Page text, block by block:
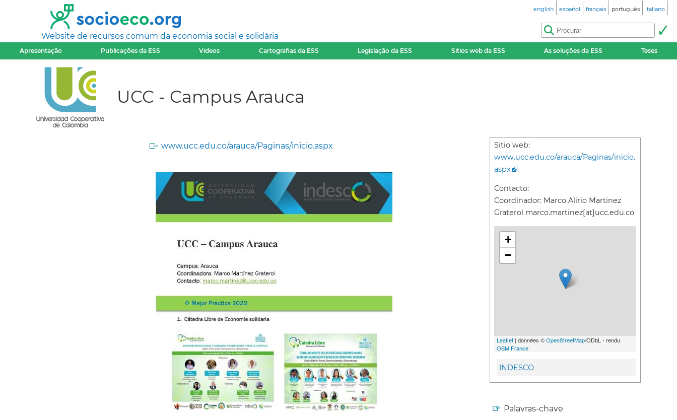
Website de recursos comum da economia social e solidária
english español français português italiano
Apresentação Publicações da ESS Videos Cartografias da ESS Legislação da ESS Sitios web da ESS As soluções da ESS Teses
UCC - Campus Arauca
www.ucc.edu.co/arauca/Paginas/inicio.aspx
Sitio web:
www.ucc.edu.co/arauca/Paginas/inicio.
aspx
Contacto:
Coordinador: Marco Alirio Martinez
Graterol marco.martinez[at]ucc.edu.co
+
−
Leaflet | données ©OpenStreetMap/ODbL - rendu
OSM France
INDESCO
Palavras-chave